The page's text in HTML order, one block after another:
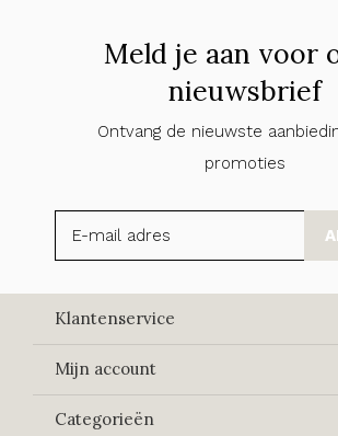
Meld je aan voor
nieuwsbrief
Ontvang de nieuwste
promoties
Klantenservice
Mijn account
Categorieën